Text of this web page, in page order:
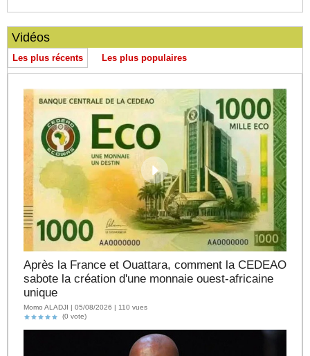
Vidéos
Les plus récents Les plus populaires
Après la France et Ouattara, comment la CEDEAO
sabote la création d'une monnaie ouest-africaine
unique
Momo ALADJI | 05/08/2026 | 110 vues
(0 vote)